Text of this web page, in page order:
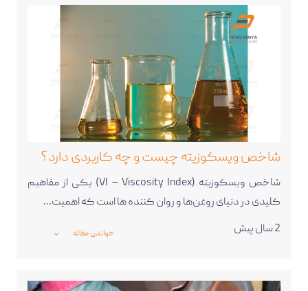
شاخص ویسکوزیته چیست و چه کاربردی دارد؟
شاخص ویسکوزیته (VI – Viscosity Index) یکی از مفاهیم
کلیدی در دنیای روغن‌ها و روان کننده ها است که اهمیت…
2 سال پیش
خواندن مقاله _expand_more_